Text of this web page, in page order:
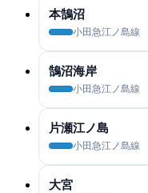
本鵠沼
小田急江ノ島線
鵠沼海岸
小田急江ノ島線
片瀬江ノ島
小田急江ノ島線
大宮